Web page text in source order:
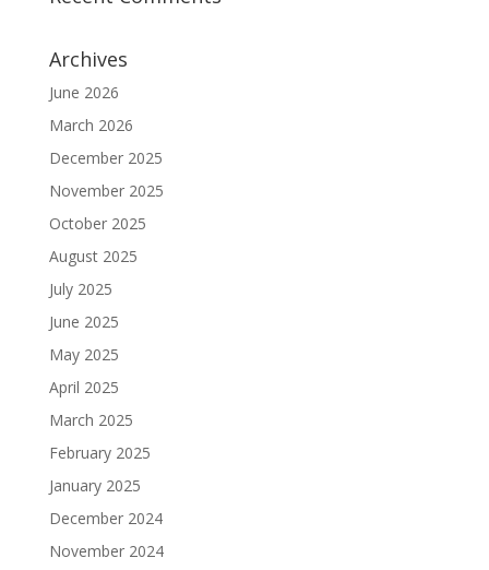
Archives
June 2026
March 2026
December 2025
November 2025
October 2025
August 2025
July 2025
June 2025
May 2025
April 2025
March 2025
February 2025
January 2025
December 2024
November 2024